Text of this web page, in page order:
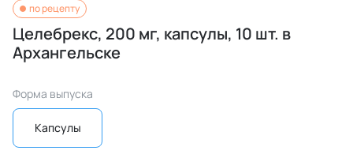
по рецепту
Целебрекс, 200 мг, капсулы, 10 шт. в
Архангельске
Форма выпуска
Капсулы